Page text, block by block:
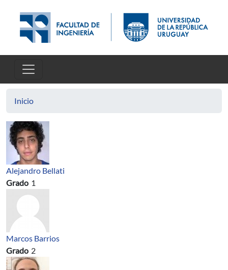
Inicio
Alejandro Bellati
Grado 1
Marcos Barrios
Grado 2